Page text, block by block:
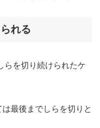
れる
らを切り続けられたケ
最後までしらを切りと